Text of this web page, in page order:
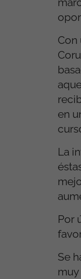
Con
en
La
Por
Se